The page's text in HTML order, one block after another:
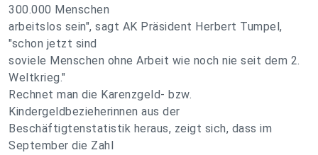
300.000 Menschen
arbeitslos sein", sagt AK Präsident Herbert Tumpel,
"schon jetzt sind
soviele Menschen ohne Arbeit wie noch nie seit dem 2.
Weltkrieg."
Rechnet man die Karenzgeld- bzw.
Kindergeldbezieherinnen aus der
Beschäftigtenstatistik heraus, zeigt sich, dass im
September die Zahl